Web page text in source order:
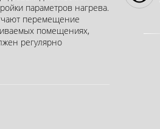
параметров нагрева.
перемещение
помещениях,
регулярно